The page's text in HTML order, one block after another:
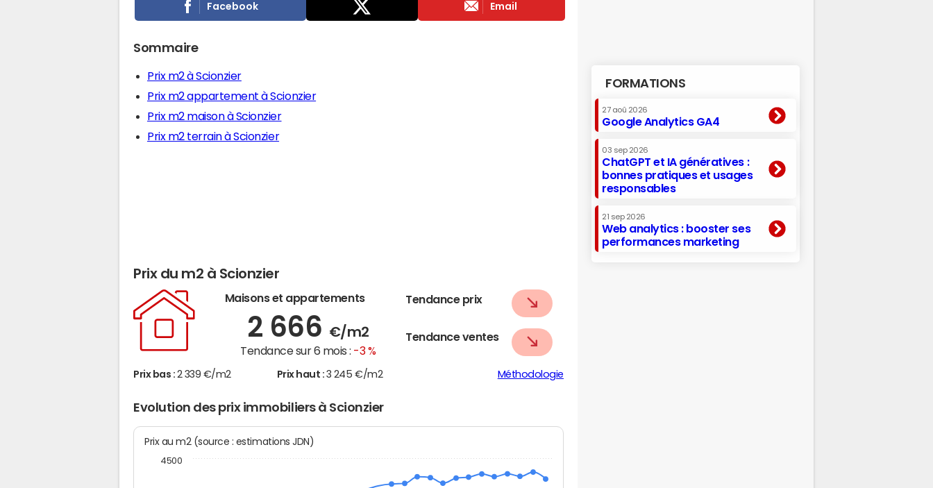
Facebook Email
Sommaire
Prix m2 à Scionzier
Prix m2 appartement à Scionzier
Prix m2 maison à Scionzier
Prix m2 terrain à Scionzier
Prix du m2 à Scionzier
Maisons et appartements
2 666 €/m2
Tendance sur 6 mois : -3 %
Tendance prix
Tendance ventes
Prix bas : 2 339 €/m2 Prix haut : 3 245 €/m2 Méthodologie
Evolution des prix immobiliers à Scionzier
Prix au m2 (source : estimations JDN)
4500
FORMATIONS
27 aoû 2026
Google Analytics GA4
03 sep 2026
ChatGPT et IA génératives :
bonnes pratiques et usages
responsables
21 sep 2026
Web analytics : booster ses
performances marketing